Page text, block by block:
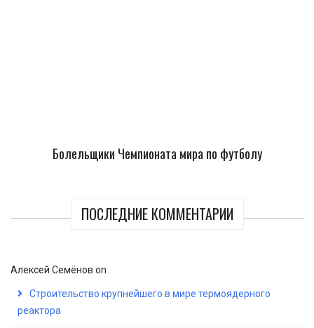
Болельщики Чемпионата мира по футболу
ПОСЛЕДНИЕ КОММЕНТАРИИ
Алексей Семёнов on
Строительство крупнейшего в мире термоядерного
реактора